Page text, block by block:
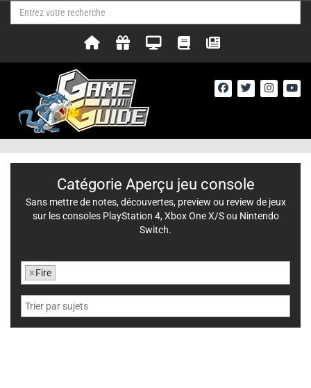
Catégorie Aperçu jeu console
Sans mettre de notes, découvertes, preview ou review de jeux
sur les consoles PlayStation 4, Xbox One X/S ou Nintendo
Switch.
×Fire